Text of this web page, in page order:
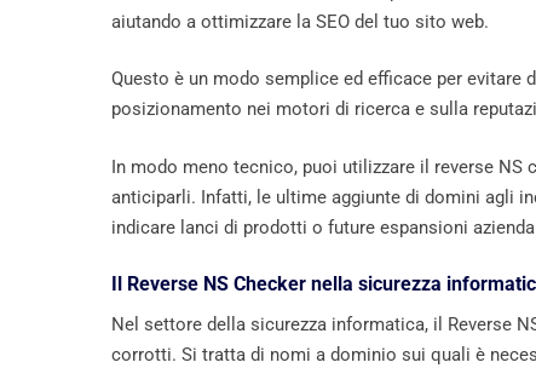
aiutando a ottimizzare la SEO del tuo sito web.
Questo è un modo semplice ed efficace per evitare
posizionamento nei motori di ricerca e sulla
In modo meno tecnico, puoi utilizzare il reverse NS
anticiparli. Infatti, le ultime aggiunte di domini agli
indicare lanci di prodotti o future espansioni
Il Reverse NS Checker nella sicurezza
Nel settore della sicurezza informatica, il Reverse
corrotti. Si tratta di nomi a dominio sui quali è